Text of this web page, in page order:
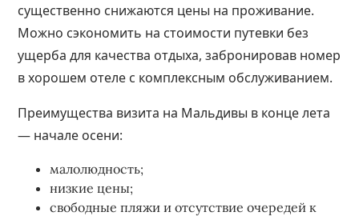
существенно снижаются цены на проживание.
Можно сэкономить на стоимости путевки без
ущерба для качества отдыха, забронировав номер
в хорошем отеле с комплексным обслуживанием.
Преимущества визита на Мальдивы в конце лета
— начале осени:
малолюдность;
низкие цены;
свободные пляжи и отсутствие очередей к